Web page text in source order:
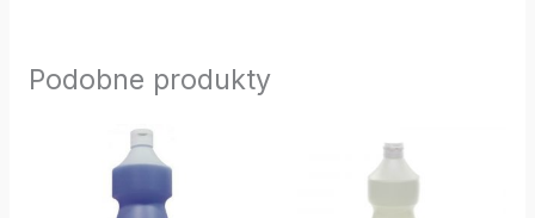
Podobne produkty